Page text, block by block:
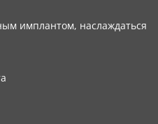
имплантом, наслаждаться